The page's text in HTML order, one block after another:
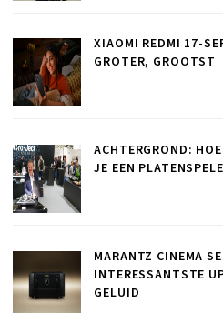
XIAOMI REDMI 17-
GROTER, GROOTST
ACHTERGROND:
JE EEN
MARANTZ CINEMA
INTERESSANTSTE
GELUID